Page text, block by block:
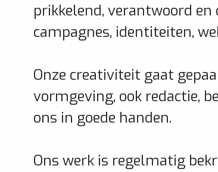
prikkelend, verantwoord
campagnes, identiteiten,
Onze creativiteit gaat
vormgeving, ook redactie,
ons in goede handen.
Ons werk is regelmatig